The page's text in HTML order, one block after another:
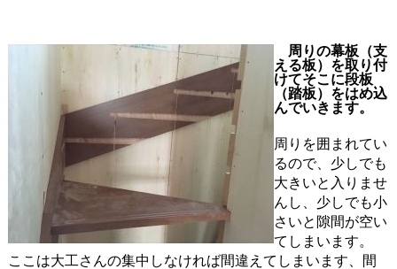
周りの幕板（支
える板）を取り付
けてそこに段板
（踏板）をはめ込
んでいきます。
周りを囲まれてい
るので、少しでも
大きいと入りませ
んし、少しでも小
さいと隙間が空い
てしまいます。
ここは大工さんの集中しなければ間違えてしまいます、間